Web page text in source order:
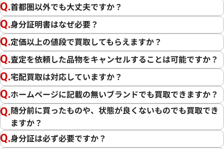
首都圏以外でも大丈夫ですか？
身分証明書はなぜ必要？
定価以上の値段で買取してもらえますか？
査定を依頼した品物をキャンセルすることは可能ですか？
宅配買取は対応していますか？
ホームページに記載の無いブランドでも買取できますか？
随分前に買ったものや、状態が良くないものでも買取でき
ますか？
身分証は必ず必要ですか？